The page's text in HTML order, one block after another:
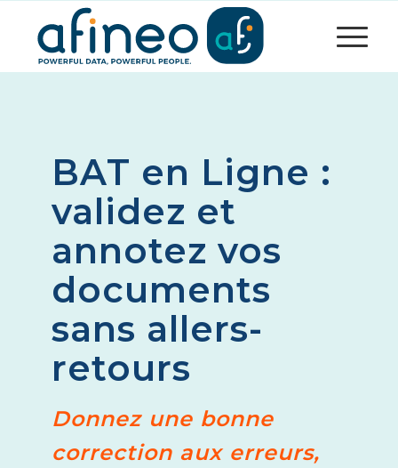
BAT en Ligne :
validez et
annotez vos
documents
sans allers-
retours
Donnez une bonne
correction aux erreurs,